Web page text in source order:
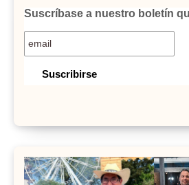
Suscríbase a nuestro boletín